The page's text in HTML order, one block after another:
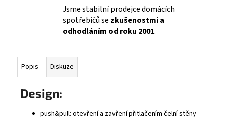
Jsme stabilní prodejce domácích
spotřebičů se zkušenostmi a
odhodláním od roku 2001.
Popis Diskuze
Design:
push&pull: otevření a zavření přitlačením čelní stěny